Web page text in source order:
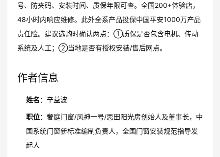
号、防夹码、安装时间、质保年限可查。全国200+体验店，
48小时内响应维修。此外全系产品投保中国平安1000万产品
责任险。建议选购时确认两点：①质保是否包含电机、传动
系统及人工；②当地是否有授权安装/售后网点。
作者信息
姓名：辛益波
职位：奢庭门窗/风神一号/思田阳光房创始人及董事长，中
国系统门窗新标准编制负责人，全国门窗安装规范指导发
起人